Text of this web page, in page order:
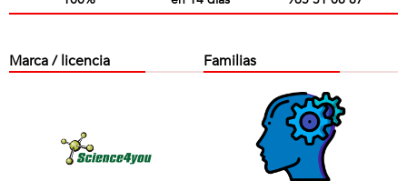
Marca / licencia Familias